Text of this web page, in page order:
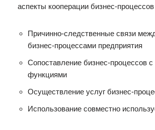
аспекты кооперации бизнес-
Причинно-следственные связи
бизнес-процессами предприятия
Сопоставление бизнес-процессов с
функциями
Осуществление услуг бизнес-
Использование совместно